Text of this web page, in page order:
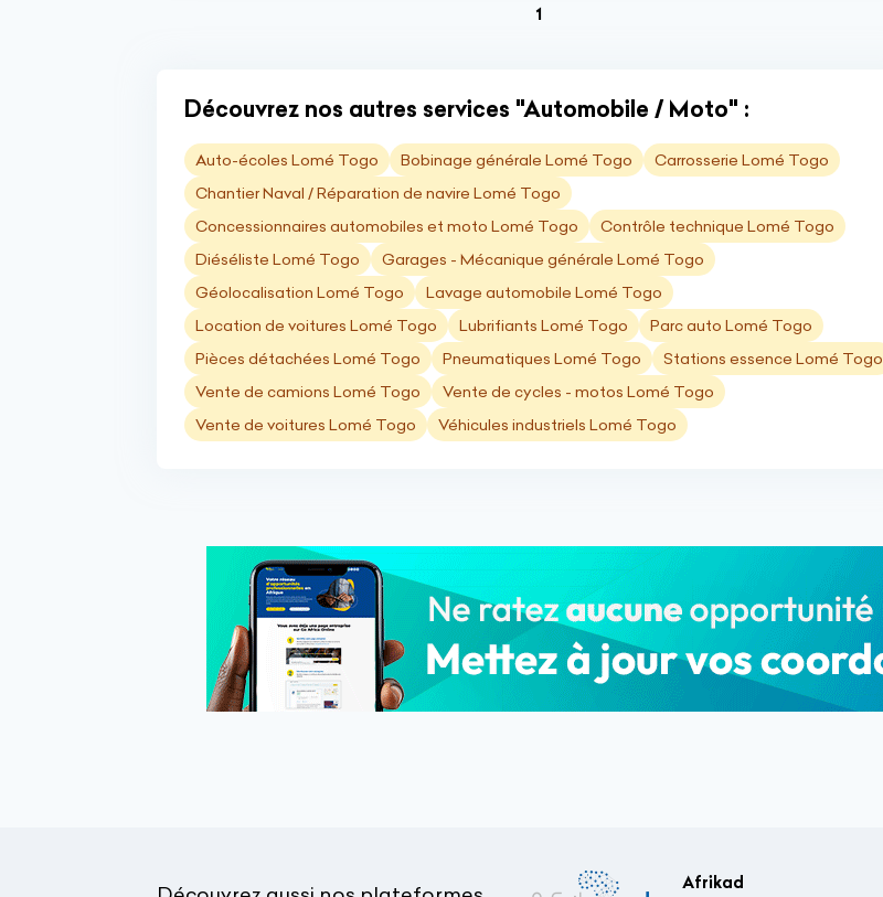
1(current)
Découvrez nos autres services "Automobile / Moto" :
Auto-écoles Lomé Togo Bobinage générale Lomé Togo
Carrosserie Lomé Togo
Chantier Naval / Réparation de navire Lomé Togo
Concessionnaires automobiles et moto Lomé Togo
Contrôle technique Lomé Togo
Diéséliste Lomé Togo
Garages - Mécanique générale Lomé Togo
Géolocalisation Lomé Togo
Lavage automobile Lomé Togo
Location de voitures Lomé Togo
Lubrifiants Lomé Togo
Parc auto Lomé Togo
Pièces détachées Lomé Togo
Pneumatiques Lomé Togo
Stations essence Lomé Togo
Vente de camions Lomé Togo
Vente de cycles - motos Lomé Togo
Vente de voitures Lomé Togo
Véhicules industriels Lomé Togo
Afrikad